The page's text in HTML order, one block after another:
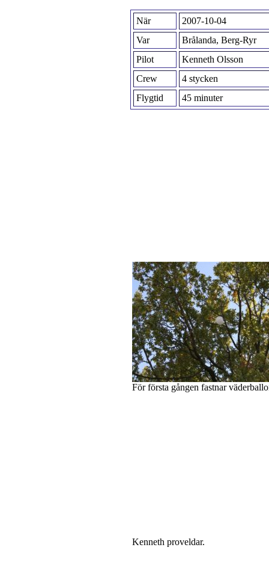
När
2007-10-04
Var
Brålanda, Berg-Ryr
Pilot
Kenneth Olsson
Crew
4 stycken
Flygtid
45 minuter
För första gången fastnar
Kenneth proveldar.